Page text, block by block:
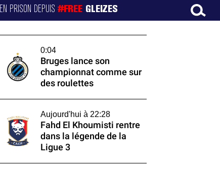
EN PRISON DEPUIS#FREE GLEIZES
0:04
Bruges lance son
championnat comme sur
des roulettes
Aujourd'hui à 22:28
Fahd El Khoumisti rentre
dans la légende de la
Ligue 3